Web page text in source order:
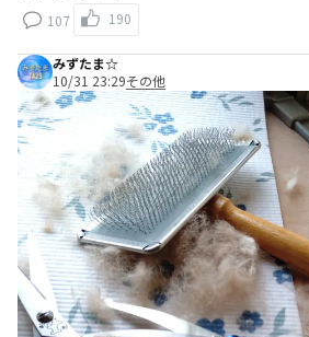
107 190
みずたま☆
10/31 23:29その他